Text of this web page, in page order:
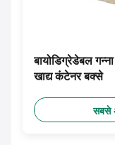
बायोडिग्रेडेबल
खाद्य कंटेनर बक्से
सबसे